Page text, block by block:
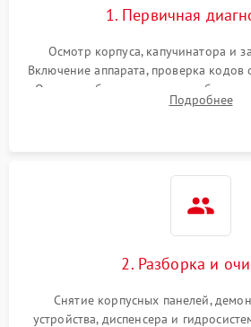
1. Первичная
Осмотр корпуса, капучинатора и
Включение аппарата, проверка
Оценка работы помпы, термоблока и
Измерение температуры и давления
Подробнее
2. Разборка и
Снятие корпусных панелей,
устройства, диспенсера и